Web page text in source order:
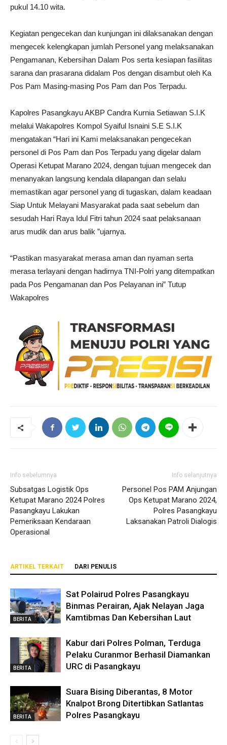
pukul 14.10 wita.
Kegiatan pengecekan dan kunjungan ini dilaksanakan dengan
mengecek kelengkapan jumlah Personel yang melaksanakan
Pengamanan, Kebersihan Dalam Pos serta kesiapan fasilitas
sarana dan prasarana didalam Pos dengan disambut oleh Ka
Pos Pam Masing-masing Pos Pam dan Pos Terpadu.
Kapolres Pasangkayu AKBP Candra Kurnia Setiawan S.I.K
melalui Wakapolres Kompol Syaiful Isnaini S.E S.I.K
mengatakan “Hari ini Kami melaksanakan pengecekan
personel di Pos Pam dan Pos Terpadu yang digelar dalam
Operasi Ketupat Marano 2024, dengan tujuan mengecek dan
menanyakan langsung kendala dilapangan dan selalu
memastikan agar personel yang di tugaskan, dalam keadaan
Siap Untuk Melayani Masyarakat pada saat sebelum dan
sesudah Hari Raya Idul Fitri tahun 2024 saat pelaksanaan
arus mudik dan arus balik ”ujarnya.
“Pastikan masyarakat merasa aman dan nyaman serta
merasa terlayani dengan hadirnya TNI-Polri yang ditempatkan
pada Pos Pengamanan dan Pos Pelayanan ini” Tutup
Wakapolres
Info sebelumnya
Subsatgas Logistik Ops
Ketupat Marano 2024 Polres
Pasangkayu Lakukan
Pemeriksaan Kendaraan
Operasional
Info selanjutnya
Personel Pos PAM Anjungan
Ops Ketupat Marano 2024,
Polres Pasangkayu
Laksanakan Patroli Dialogis
ARTIKEL TERKAIT DARI PENULIS
BERITA
Sat Polairud Polres Pasangkayu
Binmas Perairan, Ajak Nelayan Jaga
Kamtibmas Dan Kebersihan Laut
BERITA
Kabur dari Polres Polman, Terduga
Pelaku Curanmor Berhasil Diamankan
URC di Pasangkayu
BERITA
Suara Bising Diberantas, 8 Motor
Knalpot Brong Ditertibkan Satlantas
Polres Pasangkayu